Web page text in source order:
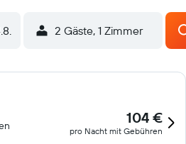
gehören Telefone und
(rund um die Uhr geöffnet).
2 Gäste, 1 Zimmer
104 €
pro Nacht mit Gebühren